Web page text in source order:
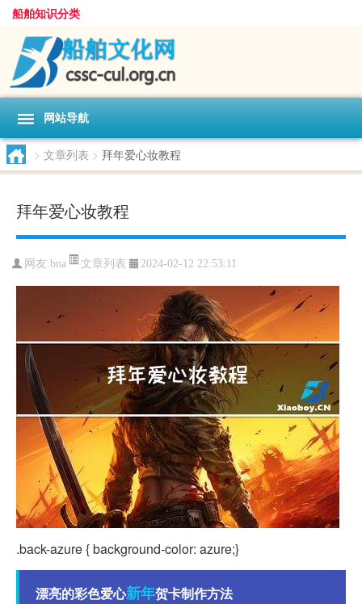
船舶知识分类
网站导航
> 文章列表 > 拜年爱心妆教程
拜年爱心妆教程
网友:bna 文章列表 2024-02-12 22:53:11
.back-azure { background-color: azure;}
漂亮的彩色爱心新年贺卡制作方法